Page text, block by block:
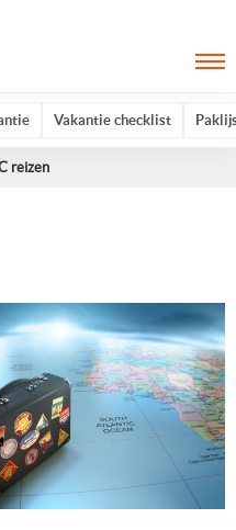
Vakantie checklist
reizen